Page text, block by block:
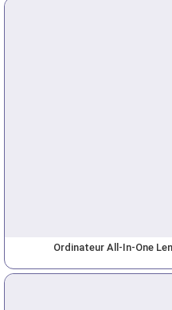
Ordinateur All-In-One